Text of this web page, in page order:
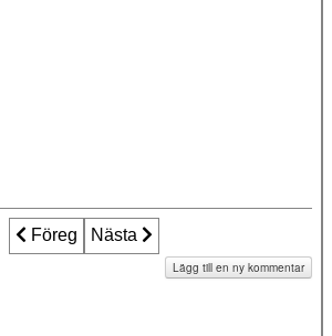
Föregående artikel: Hög tid att avskaffa
Föreg Nästa artikel: FYRA
Nästa
Lägg till en ny kommentar